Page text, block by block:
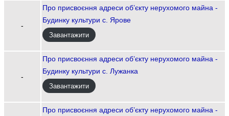
-
Про присвоєння адреси об’єкту нерухомого майна -
Будинку культури с. Ярове
Завантажити
-
Про присвоєння адреси об’єкту нерухомого майна -
Будинку культури с. Лужанка
Завантажити
Про присвоєння адреси об’єкту нерухомого майна -